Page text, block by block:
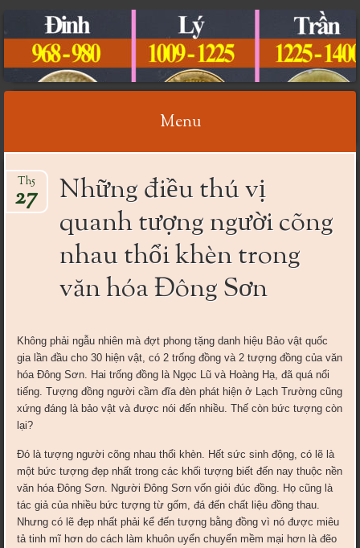
CỔ VẬT VIỆT NAM
Menu
to
content
Những điều thú vị
quanh tượng người cõng
nhau thổi khèn trong
văn hóa Đông Sơn
Th5
27
Không phải ngẫu nhiên mà đợt phong tặng danh hiệu Bảo vật quốc
gia lần đầu cho 30 hiện vật, có 2 trống đồng và 2 tượng đồng của văn
hóa Đông Sơn. Hai trống đồng là Ngọc Lũ và Hoàng Hạ, đã quá nổi
tiếng. Tượng đồng người cầm đĩa đèn phát hiện ở Lạch Trường cũng
xứng đáng là bảo vật và được nói đến nhiều. Thế còn bức tượng còn
lại?
Đó là tượng người cõng nhau thổi khèn. Hết sức sinh động, có lẽ là
một bức tượng đẹp nhất trong các khối tượng biết đến nay thuộc nền
văn hóa Đông Sơn. Người Đông Sơn vốn giỏi đúc đồng. Họ cũng là
tác giả của nhiều bức tượng từ gốm, đá đến chất liệu đồng thau.
Nhưng có lẽ đẹp nhất phải kể đến tượng bằng đồng vì nó được miêu
tả tinh mĩ hơn do cách làm khuôn uyển chuyển mềm mại hơn là đẽo